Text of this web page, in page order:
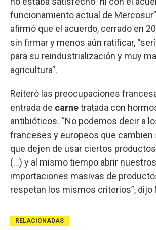
funcionamiento actual de
afirmó que el acuerdo, cerrado en
sin firmar y menos aún ratificar,
para su reindustrialización y muy
agricultura”.
Reiteró las preocupaciones
entrada de carnetratada con
antibióticos. “No podemos decir a
franceses y europeos que cambien
que dejen de usar ciertos
(...) y al mismo tiempo abrir
importaciones masivas de
respetan los mismos criterios”, dijo
RELACIONADAS